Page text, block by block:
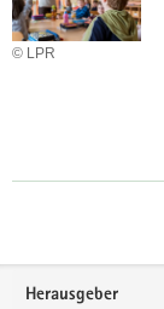
© LPR
Footer-
Herausgeber